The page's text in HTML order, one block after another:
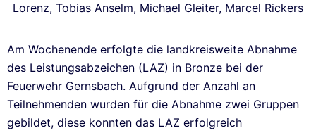
Lorenz, Tobias Anselm, Michael Gleiter, Marcel Rickers
Am Wochenende erfolgte die landkreisweite Abnahme
des Leistungsabzeichen (LAZ) in Bronze bei der
Feuerwehr Gernsbach. Aufgrund der Anzahl an
Teilnehmenden wurden für die Abnahme zwei Gruppen
gebildet, diese konnten das LAZ erfolgreich